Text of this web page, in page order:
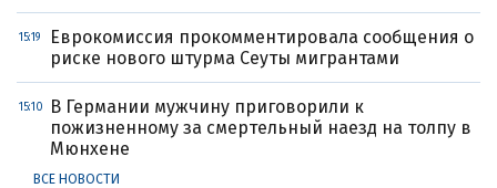
15:19
Еврокомиссия прокомментировала сообщения о
риске нового штурма Сеуты мигрантами
15:10
В Германии мужчину приговорили к
пожизненному за смертельный наезд на толпу в
Мюнхене
ВСЕ НОВОСТИ